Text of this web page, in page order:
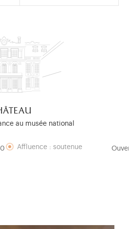
au musée national
Affluence : soutenue